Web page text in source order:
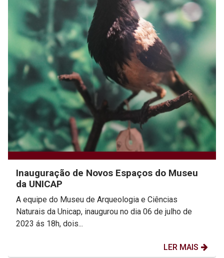
Inauguração de Novos Espaços do Museu
da UNICAP
A equipe do Museu de Arqueologia e Ciências
Naturais da Unicap, inaugurou no dia 06 de julho de
2023 ás 18h, dois...
LER MAIS